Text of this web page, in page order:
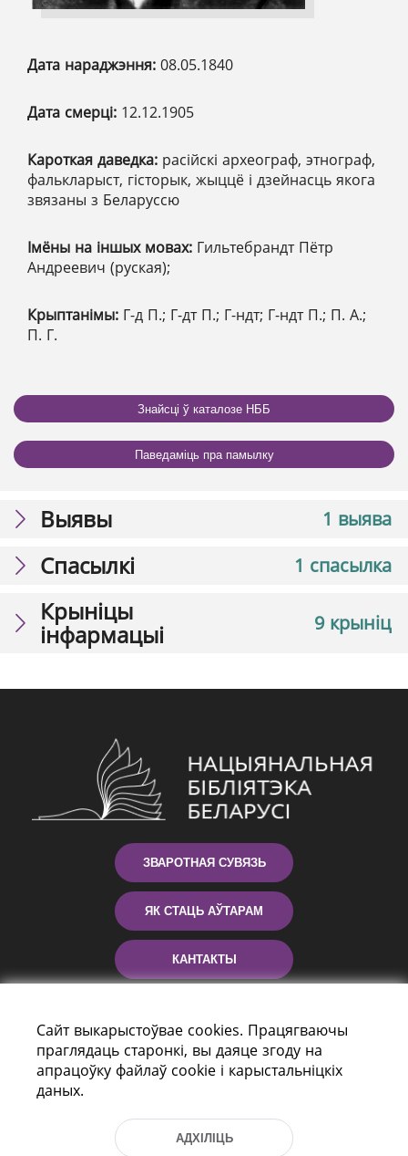
Дата нараджэння: 08.05.1840
Дата смерці: 12.12.1905
Кароткая даведка: расійскі археограф, этнограф,
фалькларыст, гісторык, жыццё і дзейнасць якога
звязаны з Беларуссю
Імёны на іншых мовах: Гильтебрандт Пётр
Андреевич (руская);
Крыптанімы: Г-д П.; Г-дт П.; Г-ндт; Г-ндт П.; П. А.;
П. Г.
Знайсці ў каталозе НББ
Паведаміць пра памылку
1 выява
Выявы
1 спасылка
Спасылкі
9 крыніц
Крыніцы
інфармацыі
ЗВАРОТНАЯ СУВЯЗЬ
ЯК СТАЦЬ АЎТАРАМ
КАНТАКТЫ
Сайт выкарыстоўвае cookies. Працягваючы
праглядаць старонкі, вы даяце згоду на
апрацоўку файлаў cookie і карыстальніцкіх
даных.
АДХІЛІЦЬ